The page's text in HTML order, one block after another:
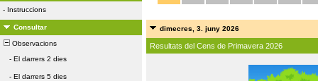
- Instruccions
Consultar
Observacions
- El darrers 2 dies
- El darrers 5 dies
dimecres, 3. juny 2026
Resultats del Cens de Primavera 2026